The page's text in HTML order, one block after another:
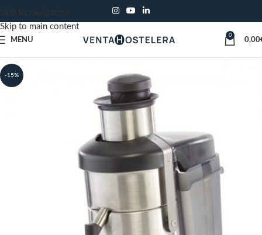
Skip to navigation
Skip to main content
MENU
0
0,00
-15%